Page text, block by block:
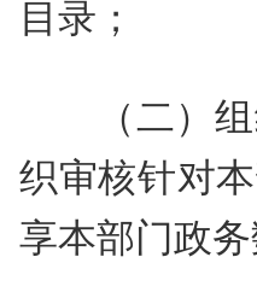
目录；
（二）
织审核针对
享本部门政务